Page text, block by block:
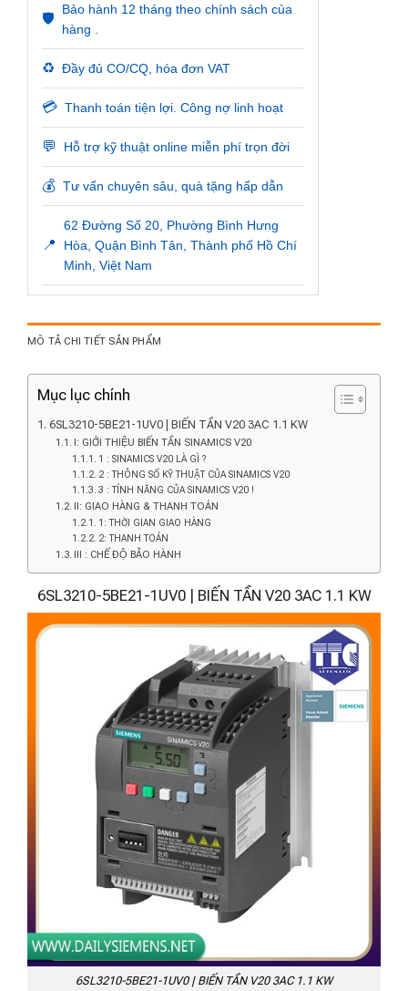
🛡️
Bảo hành 12 tháng theo chính sách của
hàng .
♻️ Đầy đủ CO/CQ, hóa đơn VAT
💳 Thanh toán tiện lợi. Công nợ linh hoạt
💬 Hỗ trợ kỹ thuật online miễn phí trọn đời
💰 Tư vấn chuyên sâu, quà tặng hấp dẫn
📍
62 Đường Số 20, Phường Bình Hưng
Hòa, Quận Bình Tân, Thành phố Hồ Chí
Minh, Việt Nam
MÔ TẢ CHI TIẾT SẢN PHẨM
Mục lục chính
6SL3210-5BE21-1UV0 | BIẾN TẦN V20 3AC 1.1 KW
I: GIỚI THIỆU BIẾN TẦN SINAMICS V20
1 : SINAMICS V20 LÀ GÌ ?
2 : THÔNG SỐ KỸ THUẬT CỦA SINAMICS V20
3 : TÍNH NĂNG CỦA SINAMICS V20 !
II: GIAO HÀNG & THANH TOÁN
1: THỜI GIAN GIAO HÀNG
2: THANH TOÁN
III : CHẾ ĐỘ BẢO HÀNH
6SL3210-5BE21-1UV0 | BIẾN TẦN V20 3AC 1.1 KW
6SL3210-5BE21-1UV0 | BIẾN TẦN V20 3AC 1.1 KW